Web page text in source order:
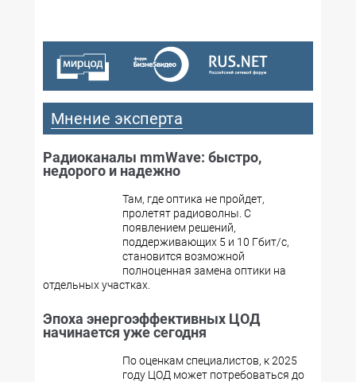
Мнение эксперта
Радиоканалы mmWave: быстро,
недорого и надежно
Там, где оптика не пройдет,
пролетят радиоволны. С
появлением решений,
поддерживающих 5 и 10 Гбит/с,
становится возможной
полноценная замена оптики на
отдельных участках.
Эпоха энергоэффективных ЦОД
начинается уже сегодня
По оценкам специалистов, к 2025
году ЦОД может потребоваться до